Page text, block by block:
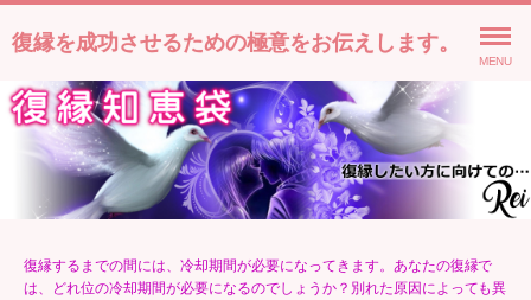
復縁を成功させるための極意をお伝えします。
MENU
復縁するまでの間には、冷却期間が必要になってきます。あなたの復縁で
は、どれ位の冷却期間が必要になるのでしょうか？別れた原因によっても異